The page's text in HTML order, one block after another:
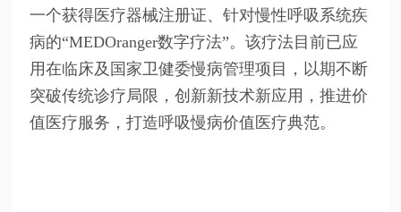
一个获得医疗器械注册证、针对慢性呼吸系统疾
病的“MEDOranger数字疗法”。该疗法目前已应
用在临床及国家卫健委慢病管理项目，以期不断
突破传统诊疗局限，创新新技术新应用，推进价
值医疗服务，打造呼吸慢病价值医疗典范。